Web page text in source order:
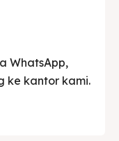
WhatsApp,
ke kantor kami.